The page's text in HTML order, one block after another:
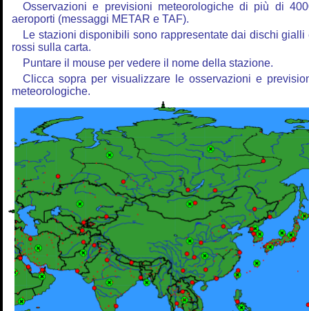
Osservazioni e previsioni meteorologiche di più di
aeroporti (messaggi METAR e TAF).
Le stazioni disponibili sono rappresentate dai dischi gialli
rossi sulla carta.
Puntare il mouse per vedere il nome della stazione.
Clicca sopra per visualizzare le osservazioni e
meteorologiche.